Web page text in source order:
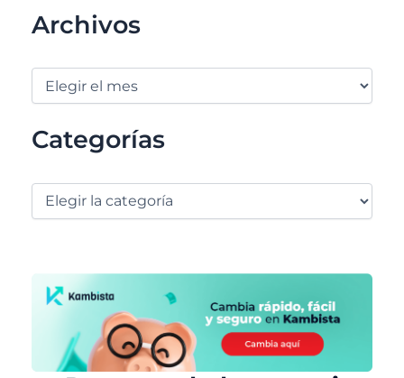
Archivos
Categorías